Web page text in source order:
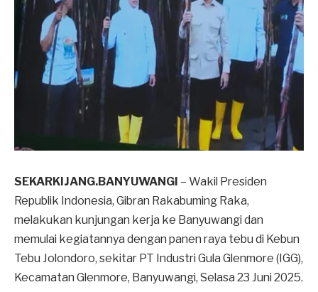
SEKARKIJANG.BANYUWANGI – Wakil Presiden
Republik Indonesia, Gibran Rakabuming Raka,
melakukan kunjungan kerja ke Banyuwangi dan
memulai kegiatannya dengan panen raya tebu di Kebun
Tebu Jolondoro, sekitar PT Industri Gula Glenmore (IGG),
Kecamatan Glenmore, Banyuwangi, Selasa 23 Juni 2025.